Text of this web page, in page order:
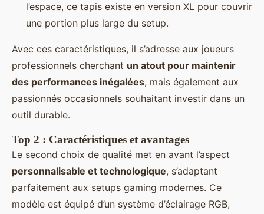
l’espace, ce tapis existe en version XL pour couvrir
une portion plus large du setup.
Avec ces caractéristiques, il s’adresse aux joueurs
professionnels cherchant un atout pour maintenir
des performances inégalées, mais également aux
passionnés occasionnels souhaitant investir dans un
outil durable.
Top 2 : Caractéristiques et avantages
Le second choix de qualité met en avant l’aspect
personnalisable et technologique, s’adaptant
parfaitement aux setups gaming modernes. Ce
modèle est équipé d’un système d’éclairage RGB,